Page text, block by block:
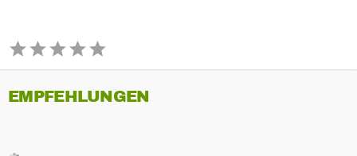
EMPFEHLUNGEN